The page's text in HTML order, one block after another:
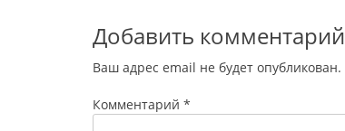
Добавить комментарий
Ваш адрес email не будет опубликован.
Комментарий *